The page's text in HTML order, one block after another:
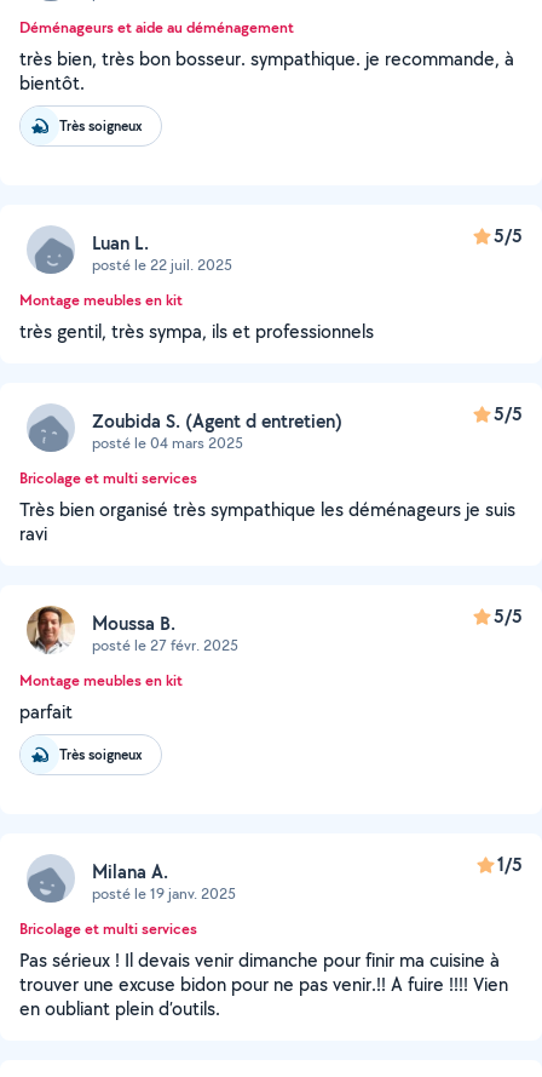
Déménageurs et aide au déménagement
très bien, très bon bosseur. sympathique. je recommande, à
bientôt.
Très soigneux
Luan L.
posté le 22 juil. 2025
5/5
Montage meubles en kit
très gentil, très sympa, ils et professionnels
Zoubida S. (Agent d entretien)
posté le 04 mars 2025
5/5
Bricolage et multi services
Très bien organisé très sympathique les déménageurs je suis
ravi
Moussa B.
posté le 27 févr. 2025
5/5
Montage meubles en kit
parfait
Très soigneux
Milana A.
posté le 19 janv. 2025
1/5
Bricolage et multi services
Pas sérieux ! Il devais venir dimanche pour finir ma cuisine à
trouver une excuse bidon pour ne pas venir.!! A fuire !!!! Vien
en oubliant plein d’outils.